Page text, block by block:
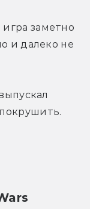
заметно
и далеко не